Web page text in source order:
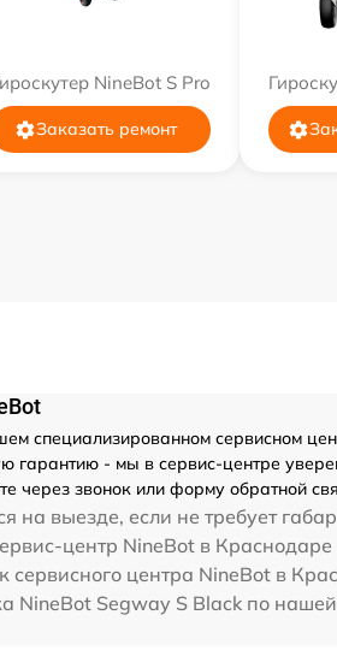
NineBot S Pro
Заказать ремонт
специализированном сервисном
гарантию - мы в сервис-центре
через звонок или форму обратной
на выезде, если не требует
центр NineBot в Краснодаре
центра NineBot в
NineBot Segway S Black по